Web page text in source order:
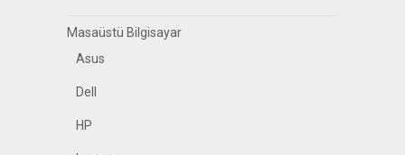
Masaüstü Bilgisayar
Asus
Dell
HP